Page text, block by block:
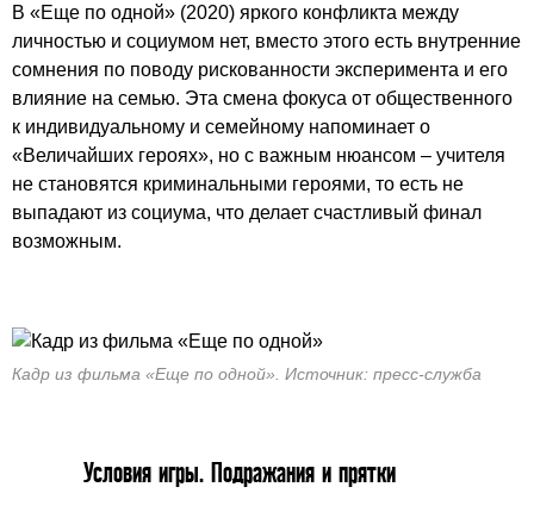
В «Еще по одной» (2020) яркого конфликта между
личностью и социумом нет, вместо этого есть внутренние
сомнения по поводу рискованности эксперимента и его
влияние на семью. Эта смена фокуса от общественного
к индивидуальному и семейному напоминает о
«Величайших героях», но с важным нюансом – учителя
не становятся криминальными героями, то есть не
выпадают из социума, что делает счастливый финал
возможным.
Кадр из фильма «Еще по одной». Источник: пресс-служба
Условия игры. Подражания и прятки